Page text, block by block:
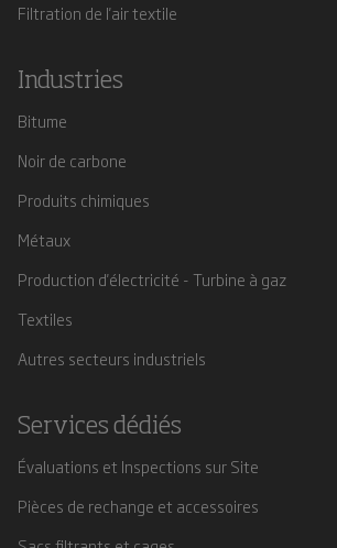
Filtration de l'air textile
Industries
Bitume
Noir de carbone
Produits chimiques
Métaux
Production d'électricité - Turbine à gaz
Textiles
Autres secteurs industriels
Services dédiés
Évaluations et Inspections sur Site
Pièces de rechange et accessoires